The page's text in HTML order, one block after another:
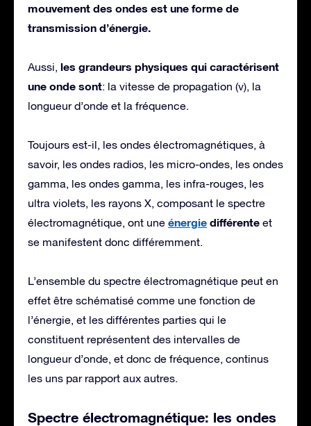
mouvement des ondes est une forme de
transmission d’énergie.
Aussi, les grandeurs physiques qui caractérisent
une onde sont: la vitesse de propagation (v), la
longueur d’onde et la fréquence.
Toujours est-il, les ondes électromagnétiques, à
savoir, les ondes radios, les micro-ondes, les ondes
gamma, les ondes gamma, les infra-rouges, les
ultra violets, les rayons X, composant le spectre
électromagnétique, ont une énergie différente et
se manifestent donc différemment.
L’ensemble du spectre électromagnétique peut en
effet être schématisé comme une fonction de
l’énergie, et les différentes parties qui le
constituent représentent des intervalles de
longueur d’onde, et donc de fréquence, continus
les uns par rapport aux autres.
Spectre électromagnétique: les ondes